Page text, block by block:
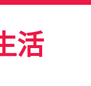
活